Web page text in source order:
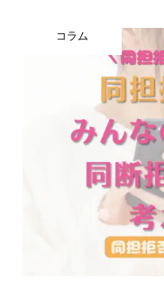
コラム